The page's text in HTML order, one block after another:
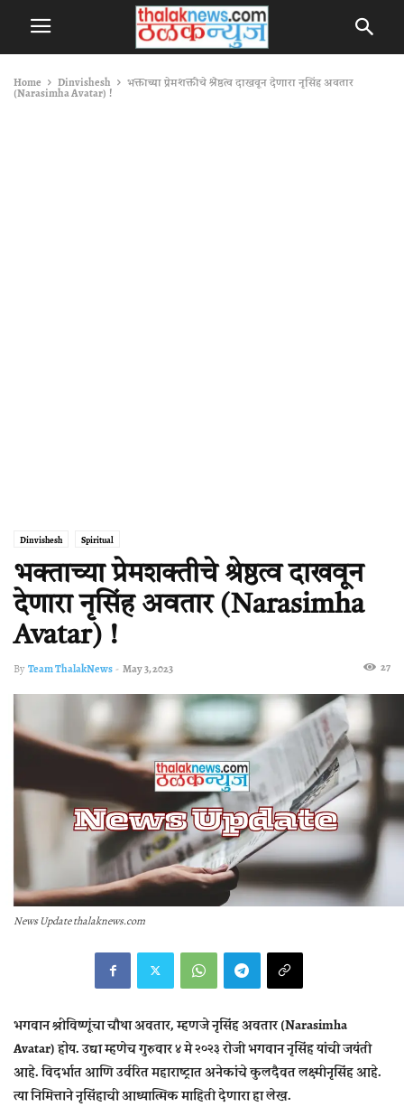
Home Dinvishesh भक्ताच्या प्रेमशक्तीचे श्रेष्ठत्व दाखवून देणारा नृसिंह अवतार
(Narasimha Avatar) !
Dinvishesh Spiritual
भक्ताच्या प्रेमशक्तीचे श्रेष्ठत्व दाखवून
देणारा नृसिंह अवतार (Narasimha
Avatar) !
By Team ThalakNews- May 3, 2023 27
News Update thalaknews.com
भगवान श्रीविष्णूंचा चौथा अवतार, म्हणजे नृसिंह अवतार (Narasimha
Avatar) होय. उद्या म्हणेच गुरुवार ४ मे २०२३ रोजी भगवान नृसिंह यांची जयंती
आहे. विदर्भात आणि उर्वरित महाराष्ट्रात अनेकांचे कुलदैवत लक्ष्मीनृसिंह आहे.
त्या निमित्ताने नृसिंहाची आध्यात्मिक माहिती देणारा हा लेख.